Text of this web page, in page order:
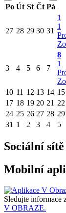
Po Út St Čt Pá
27 28 29 30 31
1
1
3 4 5 6 7
8
1
10 11 12 13 14 15
17 18 19 20 21 22
24 25 26 27 28 29
31 1 2 3 4 5
Sociální sítě
Mobilní
Sledujte informace
V OBRAZE.